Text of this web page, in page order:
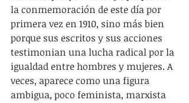
la conmemoración de este día por
primera vez en 1910, sino más bien
porque sus escritos y sus acciones
testimonian una lucha radical por la
igualdad entre hombres y mujeres. A
veces, aparece como una figura
ambigua, poco feminista, marxista